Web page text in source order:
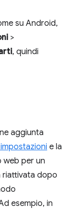
su Android,
>
, quindi
aggiunta
e la
web per un
riattivata dopo
esempio, in